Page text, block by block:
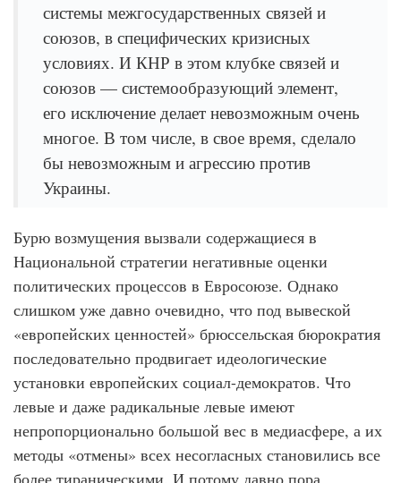
системы межгосударственных связей и
союзов, в специфических кризисных
условиях. И КНР в этом клубке связей и
союзов — системообразующий элемент,
его исключение делает невозможным очень
многое. В том числе, в свое время, сделало
бы невозможным и агрессию против
Украины.
Бурю возмущения вызвали содержащиеся в
Национальной стратегии негативные оценки
политических процессов в Евросоюзе. Однако
слишком уже давно очевидно, что под вывеской
«европейских ценностей» брюссельская бюрократия
последовательно продвигает идеологические
установки европейских социал-демократов. Что
левые и даже радикальные левые имеют
непропорционально большой вес в медиасфере, а их
методы «отмены» всех несогласных становились все
более тираническими. И потому давно пора